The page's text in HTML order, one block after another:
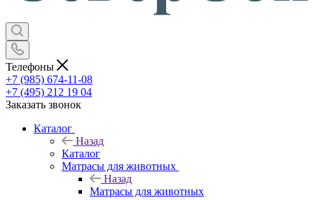
Телефоны
+7 (985) 674-11-08
+7 (495) 212 19 04
Заказать звонок
Каталог
Назад
Каталог
Матрасы для животных
Назад
Матрасы для животных